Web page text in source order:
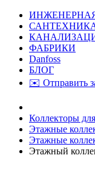
ФАБРИКИ
Danfoss
БЛОГ
✉️ Отправить
Коллекторы
Этажные
Этажные
Этажный